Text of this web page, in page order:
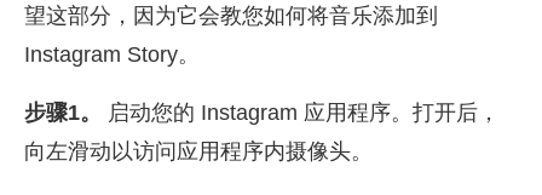
望这部分，因为它会教您如何将音乐添加到
Instagram Story。
步骤1。
启动您的 Instagram 应用程序。打开后，
向左滑动以访问应用程序内摄像头。